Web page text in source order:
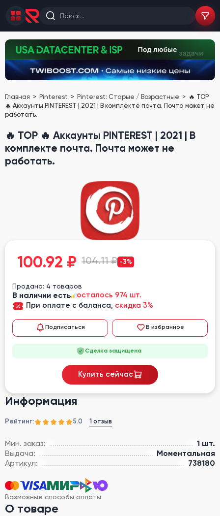
Главная Pinterest Pinterest: Старые / Возрастные
🔥 TOP
🔥 Аккаунты PINTEREST | 2021 | В комплекте почта. Почта может не
работать.
🔥 TOP 🔥 Аккаунты PINTEREST | 2021 | В
комплекте почта. Почта может не
работать.
Информация
Рейтинг: 5.0 1 отзыв
Мин. заказ:
1 шт.
Выдача:
Моментальная
Артикул:
738180
Возможные способы оплаты
О товаре
100.92 ₽ 104.11 ₽ -3%
Продано: 4 товаров
В наличии есть
осталось 974 шт.
При оплате с баланса, скидка 3%
Подписаться В избранное
Сделка защищена
Купить сейчас